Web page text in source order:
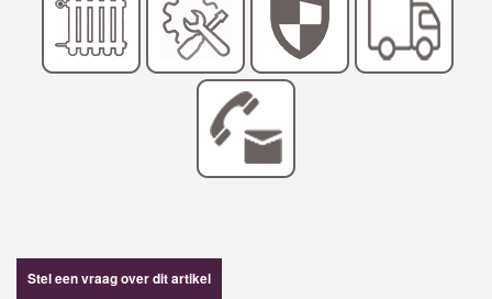
Stel een vraag over dit artikel